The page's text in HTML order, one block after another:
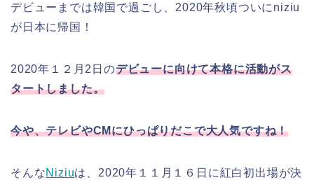
デビューまでは韓国で過ごし、2020年秋頃ついにniziu
が日本に帰国！
2020年１２月2日のデビューに向けて本格に活動がス
タートしました。
今や、テレビやCMにひっぱりだこで大人気ですね！
そんなNiziuは、2020年１１月１６日に紅白初出場が決